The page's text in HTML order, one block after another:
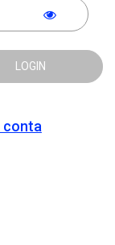
LOGIN
conta